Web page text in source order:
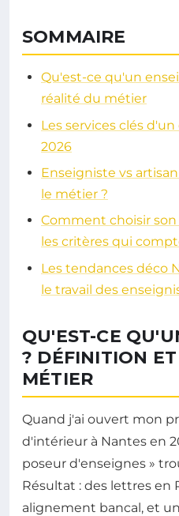
SOMMAIRE
Qu'est-ce qu'un
réalité du métier
Les services clés
2026
Enseigniste vs
le métier ?
Comment choisir
les critères qui
Les tendances déco
le travail des
QU'EST-CE
? DÉFINITION
MÉTIER
Quand j'ai ouvert mon
d'intérieur à Nantes en
poseur d'enseignes »
Résultat : des lettres en
alignement bancal, et